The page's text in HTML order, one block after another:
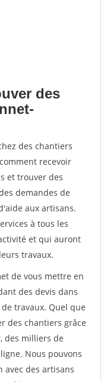
des
des chantiers
recevoir
et trouver des
demandes de
aux artisans.
à tous les
et qui auront
travaux.
de vous mettre en
des devis dans
travaux. Quel que
des chantiers grâce
des milliers de
Nous pouvons
des artisans